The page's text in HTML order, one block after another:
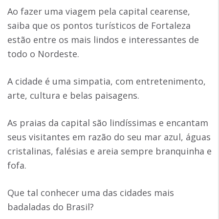
Ao fazer uma viagem pela capital cearense,
saiba que os pontos turísticos de Fortaleza
estão entre os mais lindos e interessantes de
todo o Nordeste.
A cidade é uma simpatia, com entretenimento,
arte, cultura e belas paisagens.
As praias da capital são lindíssimas e encantam
seus visitantes em razão do seu mar azul, águas
cristalinas, falésias e areia sempre branquinha e
fofa.
Que tal conhecer uma das cidades mais
badaladas do Brasil?